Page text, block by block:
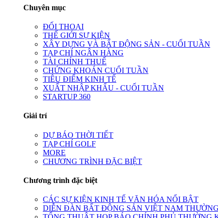
Chuyên mục
ĐỐI THOẠI
THẾ GIỚI SỰ KIỆN
XÂY DỰNG VÀ BẤT ĐỘNG SẢN - CUỐI TUẦN
TẠP CHÍ NGÂN HÀNG
TÀI CHÍNH THUẾ
CHỨNG KHOÁN CUỐI TUẦN
TIÊU ĐIỂM KINH TẾ
XUẤT NHẬP KHẨU - CUỐI TUẦN
STARTUP 360
Giải trí
DỰ BÁO THỜI TIẾT
TẠP CHÍ GOLF
MORE
CHƯƠNG TRÌNH ĐẶC BIỆT
Chương trình đặc biệt
CÁC SỰ KIỆN KINH TẾ VĂN HÓA NỔI BẬT
DIỄN ĐÀN BẤT ĐỘNG SẢN VIỆT NAM